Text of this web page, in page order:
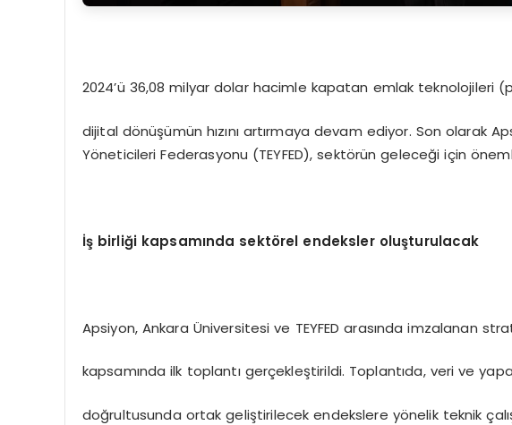
2024’ü 36,08 milyar dolar hacimle kapatan emlak teknolojileri
dijital dönüşümün hızını artırmaya devam ediyor. Son olarak
Yöneticileri Federasyonu (TEYFED), sektörün geleceği için
İş birliği kapsamında sektörel endeksler oluşturulacak
Apsiyon, Ankara Üniversitesi ve TEYFED arasında imzalanan
kapsamında ilk toplantı gerçekleştirildi. Toplantıda, veri ve
doğrultusunda ortak geliştirilecek endekslere yönelik teknik